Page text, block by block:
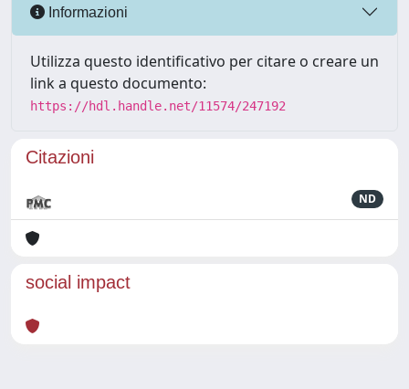
Informazioni
Utilizza questo identificativo per citare o creare un
link a questo documento:
https://hdl.handle.net/11574/247192
Citazioni
ND
social impact